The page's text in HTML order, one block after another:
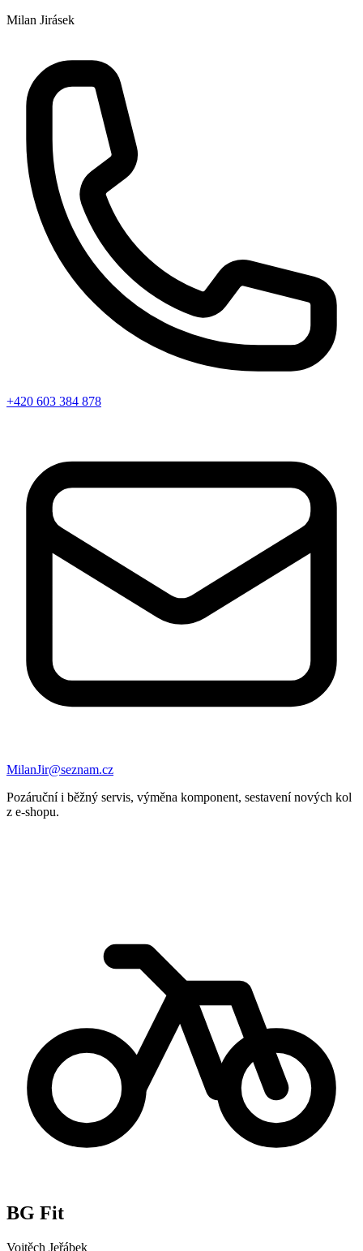
Milan Jirásek
+420 603 384 878
MilanJir@seznam.cz
Pozáruční i běžný servis, výměna komponent, sestavení nových kol
z e-shopu.
BG Fit
Vojtěch Jeřábek